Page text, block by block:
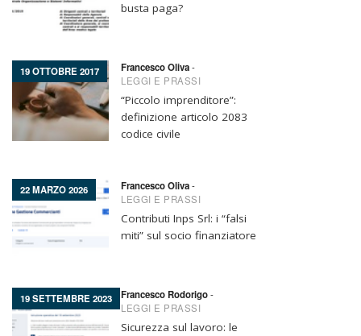
busta paga?
19 OTTOBRE 2017 Francesco Oliva-
LEGGI E PRASSI
“Piccolo imprenditore”:
definizione articolo 2083
codice civile
22 MARZO 2026 Francesco Oliva-
LEGGI E PRASSI
Contributi Inps Srl: i “falsi
miti” sul socio finanziatore
19 SETTEMBRE 2023 Francesco Rodorigo-
LEGGI E PRASSI
Sicurezza sul lavoro: le